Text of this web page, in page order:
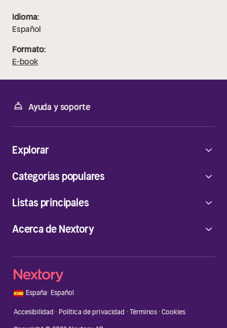
través de una narración que va alternando pasado y
presente, esta fascinante novela profundiza en la
de mundos paralelos que ponen de manifiesto el peso
del destino a lo largo de más de medio siglo de historia
de la India.
Idioma:
Español
Formato:
E-book
Ayuda y soporte
Acerca de Nextory
Explorar
Categorías populares
Listas principales
🇪🇸 España· Español
Accesibilidad · Política de privacidad ·Términos·Cookies